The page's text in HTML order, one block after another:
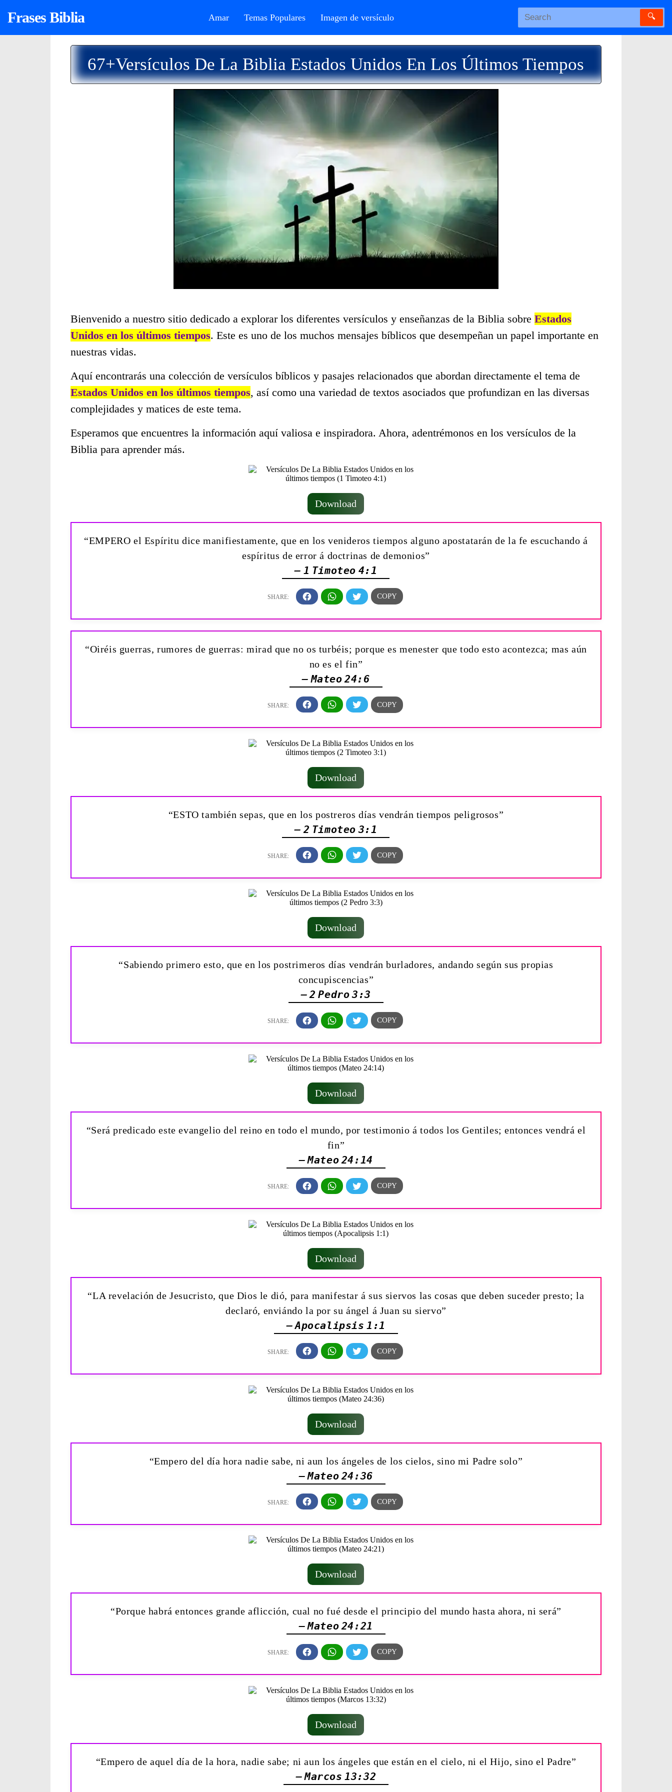
Frases Biblia Amar Temas Populares Imagen de versículo 🔍
67+Versículos De La Biblia Estados Unidos En Los Últimos Tiempos
Bienvenido a nuestro sitio dedicado a explorar los diferentes versículos y enseñanzas de la Biblia sobre Estados
Unidos en los últimos tiempos. Este es uno de los muchos mensajes bíblicos que desempeñan un papel importante en
nuestras vidas.
Aquí encontrarás una colección de versículos bíblicos y pasajes relacionados que abordan directamente el tema de
Estados Unidos en los últimos tiempos, así como una variedad de textos asociados que profundizan en las diversas
complejidades y matices de este tema.
Esperamos que encuentres la información aquí valiosa e inspiradora. Ahora, adentrémonos en los versículos de la
Biblia para aprender más.
Download
“EMPERO el Espíritu dice manifiestamente, que en los venideros tiempos alguno apostatarán de la fe escuchando á
espíritus de error á doctrinas de demonios”
— 1 Timoteo 4:1
“Oiréis guerras, rumores de guerras: mirad que no os turbéis; porque es menester que todo esto acontezca; mas aún
no es el fin”
— Mateo 24:6
Download
“ESTO también sepas, que en los postreros días vendrán tiempos peligrosos”
— 2 Timoteo 3:1
Download
“Sabiendo primero esto, que en los postrimeros días vendrán burladores, andando según sus propias
concupiscencias”
— 2 Pedro 3:3
Download
“Será predicado este evangelio del reino en todo el mundo, por testimonio á todos los Gentiles; entonces vendrá el
fin”
— Mateo 24:14
Download
“LA revelación de Jesucristo, que Dios le dió, para manifestar á sus siervos las cosas que deben suceder presto; la
declaró, enviándo la por su ángel á Juan su siervo”
— Apocalipsis 1:1
Download
“Empero del día hora nadie sabe, ni aun los ángeles de los cielos, sino mi Padre solo”
— Mateo 24:36
Download
“Porque habrá entonces grande aflicción, cual no fué desde el principio del mundo hasta ahora, ni será”
— Mateo 24:21
Download
“Empero de aquel día de la hora, nadie sabe; ni aun los ángeles que están en el cielo, ni el Hijo, sino el Padre”
— Marcos 13:32